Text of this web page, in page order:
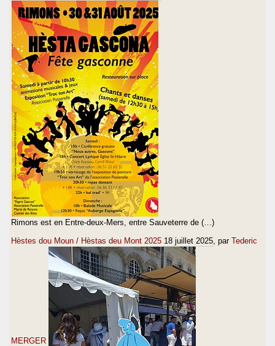
Rimons est en Entre-deux-Mers, entre Sauveterre de (…)
Hèstes dou Moun / Hèstas deu Mont 2025 18 juillet 2025, par Tederic
MERGER